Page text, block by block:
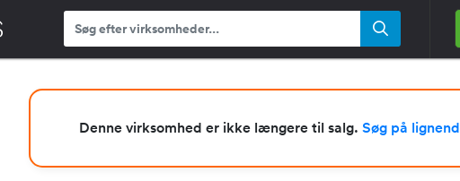
Denne virksomhed er ikke længere til salg. Søg på